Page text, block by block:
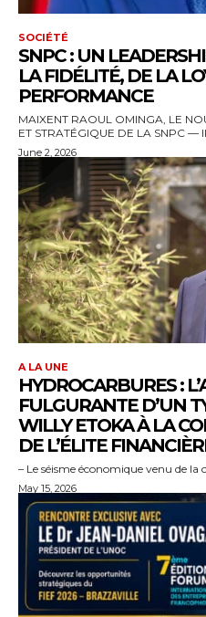
SOCIÉTÉ
SNPC : UN
LA FIDÉLITÉ, DE LA
PERFORMANCE
MAIXENT RAOUL OMINGA, LE
ET
June 2, 2026
A LA UNE
HYDROCARBURES :
FULGURANTE D’UN
WILLY ETOKA À LA
DE L’ÉLITE
May 15, 2026